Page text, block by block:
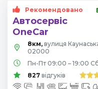
Рекомендовано
Автосервіс
OneCar
8км, вулиця
02000
Пн-Пт 09:00 – 19:00
827 відгуків